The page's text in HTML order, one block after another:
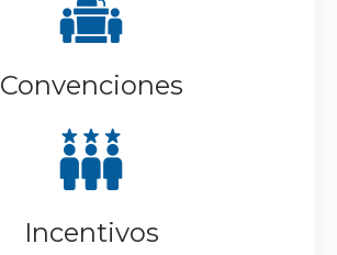
Convenciones
Incentivos